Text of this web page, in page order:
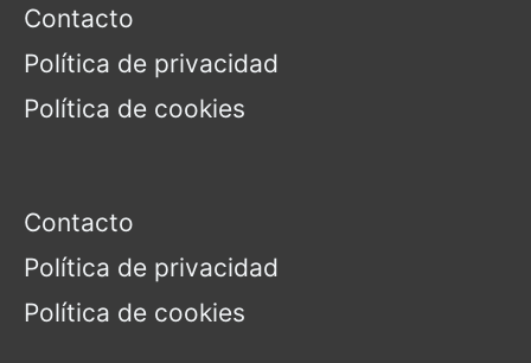
Contacto
Política de privacidad
Política de cookies
Contacto
Política de privacidad
Política de cookies